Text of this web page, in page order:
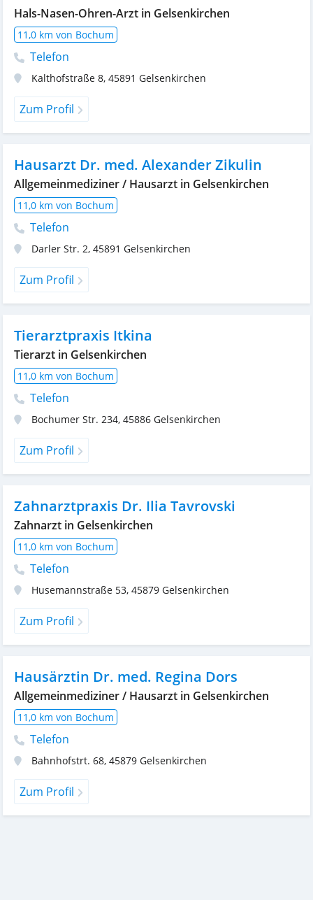
Hals-Nasen-Ohren-Arzt in Gelsenkirchen
11,0 km von Bochum
Telefon
Kalthofstraße 8, 45891 Gelsenkirchen
Zum Profil
Hausarzt Dr. med. Alexander Zikulin
Allgemeinmediziner / Hausarzt in Gelsenkirchen
11,0 km von Bochum
Telefon
Darler Str. 2, 45891 Gelsenkirchen
Zum Profil
Tierarztpraxis Itkina
Tierarzt in Gelsenkirchen
11,0 km von Bochum
Telefon
Bochumer Str. 234, 45886 Gelsenkirchen
Zum Profil
Zahnarztpraxis Dr. Ilia Tavrovski
Zahnarzt in Gelsenkirchen
11,0 km von Bochum
Telefon
Husemannstraße 53, 45879 Gelsenkirchen
Zum Profil
Hausärztin Dr. med. Regina Dors
Allgemeinmediziner / Hausarzt in Gelsenkirchen
11,0 km von Bochum
Telefon
Bahnhofstrt. 68, 45879 Gelsenkirchen
Zum Profil